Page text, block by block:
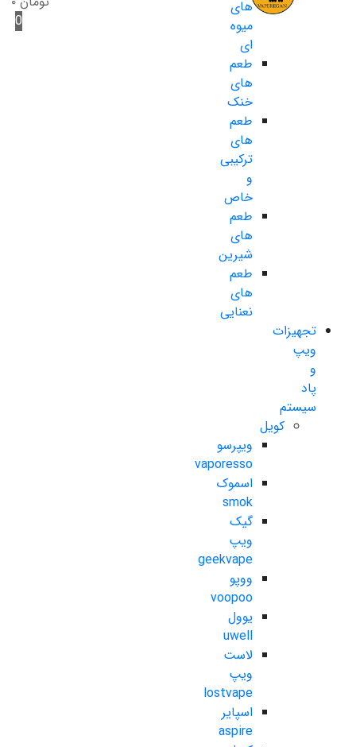
های
میوه
ای
طعم
های
خنک
طعم
های
ترکیبی
و
خاص
طعم
های
شیرین
طعم
های
نعنایی
تجهیزات
ویپ
و
پاد
سیستم
کویل
ویپرسو
vaporesso
اسموک
smok
گیک
ویپ
geekvape
ووپو
voopoo
یوول
uwell
لاست
ویپ
lostvape
اسپایر
aspire
0